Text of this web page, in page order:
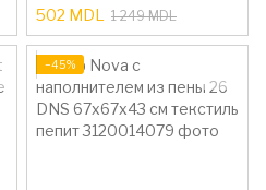
502 MDL
1 249 MDL
−45%